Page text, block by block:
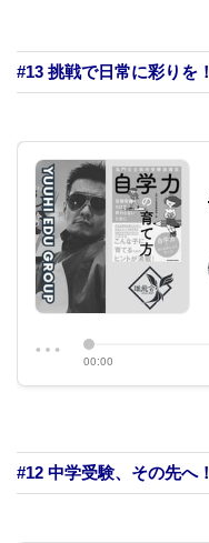
#13 挑戦で日常に彩りを！
#12 中学受験、その先へ！